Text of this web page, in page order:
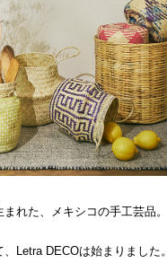
れた、メキシコの手工芸品。
Letra DECOは始まりました。